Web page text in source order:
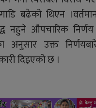
बढेको थिएन
नहुने औपचारिक
अनुसार उक्त
दिइएको छ ।